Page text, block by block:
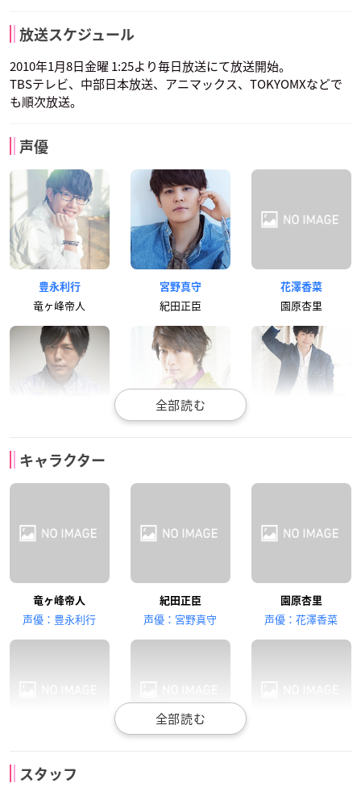
放送スケジュール
2010年1月8日金曜 1:25より毎日放送にて放送開始。
TBSテレビ、中部日本放送、アニマックス、TOKYOMXなどで
も順次放送。
声優
豊永利行
竜ヶ峰帝人
宮野真守
紀田正臣
花澤香菜
園原杏里
折原臨也
中村悠一
門田京平
梶裕貴
遊馬崎ウォーカー
高垣彩陽
狩沢絵理華
矢霧誠二
キャラクター
竜ヶ峰帝人
声優：豊永利行
紀田正臣
声優：宮野真守
園原杏里
声優：花澤香菜
声優：神谷浩史
スタッフ